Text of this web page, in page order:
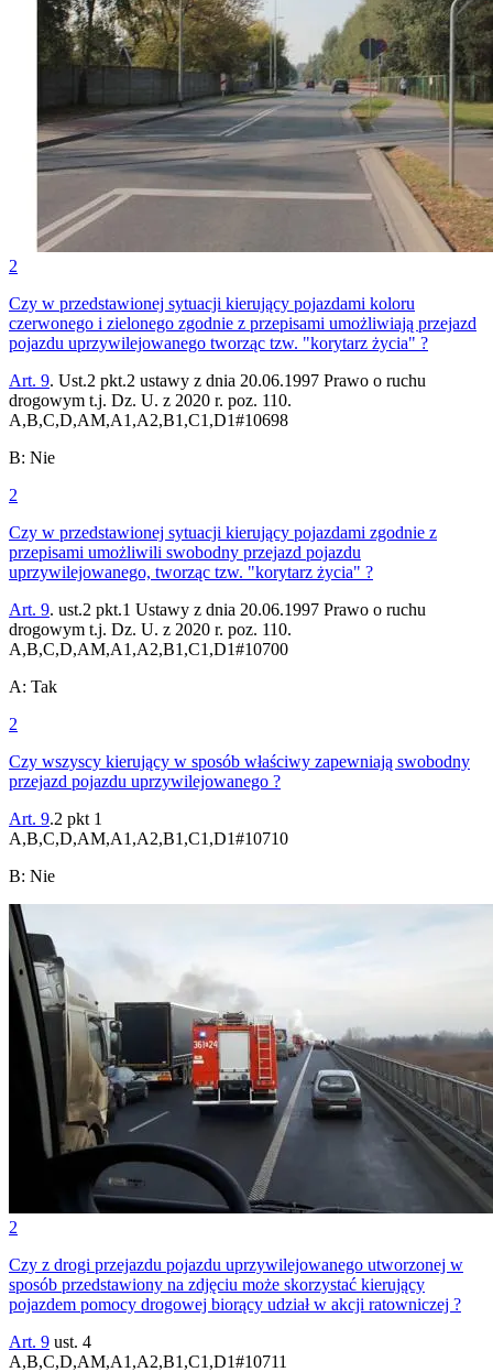
2
Czy w przedstawionej sytuacji kierujący pojazdami koloru
czerwonego i zielonego zgodnie z przepisami umożliwiają przejazd
pojazdu uprzywilejowanego tworząc tzw. "korytarz życia" ?
Art. 9. Ust.2 pkt.2 ustawy z dnia 20.06.1997 Prawo o ruchu
drogowym t.j. Dz. U. z 2020 r. poz. 110.
A,B,C,D,AM,A1,A2,B1,C1,D1#10698
B: Nie
2
Czy w przedstawionej sytuacji kierujący pojazdami zgodnie z
przepisami umożliwili swobodny przejazd pojazdu
uprzywilejowanego, tworząc tzw. "korytarz życia" ?
Art. 9. ust.2 pkt.1 Ustawy z dnia 20.06.1997 Prawo o ruchu
drogowym t.j. Dz. U. z 2020 r. poz. 110.
A,B,C,D,AM,A1,A2,B1,C1,D1#10700
A: Tak
2
Czy wszyscy kierujący w sposób właściwy zapewniają swobodny
przejazd pojazdu uprzywilejowanego ?
Art. 9.2 pkt 1
A,B,C,D,AM,A1,A2,B1,C1,D1#10710
B: Nie
2
Czy z drogi przejazdu pojazdu uprzywilejowanego utworzonej w
sposób przedstawiony na zdjęciu może skorzystać kierujący
pojazdem pomocy drogowej biorący udział w akcji ratowniczej ?
Art. 9 ust. 4
A,B,C,D,AM,A1,A2,B1,C1,D1#10711